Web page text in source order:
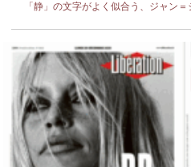
「静」の文字がよく似合う、ジャン